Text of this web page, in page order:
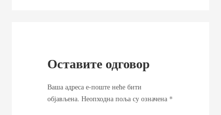
Оставите одговор
Ваша адреса е-поште неће бити
објављена. Неопходна поља су означена *